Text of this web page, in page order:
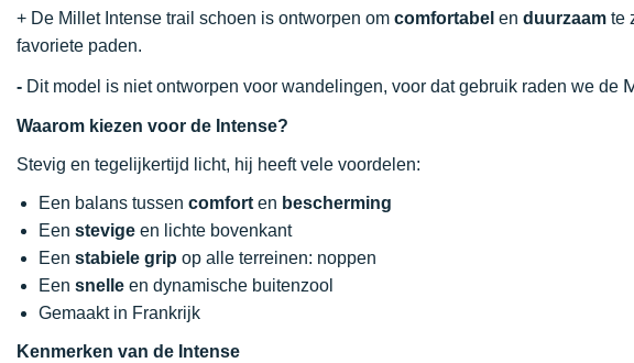
+ De Millet Intense trail schoen is ontworpen om comfortabel en duurzaam te
favoriete paden.
- Dit model is niet ontworpen voor wandelingen, voor dat gebruik raden we de
Waarom kiezen voor de Intense?
Stevig en tegelijkertijd licht, hij heeft vele voordelen:
Een balans tussen comfort en bescherming
Een stevige en lichte bovenkant
Een stabiele grip op alle terreinen: noppen
Een snelle en dynamische buitenzool
Gemaakt in Frankrijk
Kenmerken van de Intense